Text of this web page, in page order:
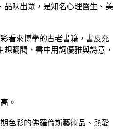
品味出眾，是知名心理醫生、美
看來博學的古老書籍，書皮充
翻閱，書中用詞優雅與詩意，
。
色彩的佛羅倫斯藝術品、熱愛